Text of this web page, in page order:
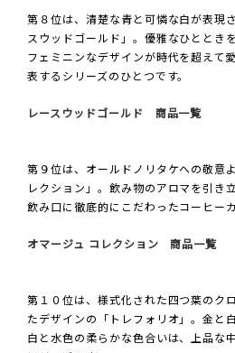
第８位は、清楚な青と可憐な白が表現
スウッドゴールド」。優雅なひととき
フェミニンなデザインが時代を超えて
表するシリーズのひとつです。
レースウッドゴールド 商品一覧
第９位は、オールドノリタケへの敬意
レクション」。飲み物のアロマを引き
飲み口に徹底的にこだわったコーヒー
オマージュ コレクション 商品一覧
第１０位は、様式化された四つ葉のク
たデザインの「トレフォリオ」。金と
白と水色の柔らかな色合いは、上品な